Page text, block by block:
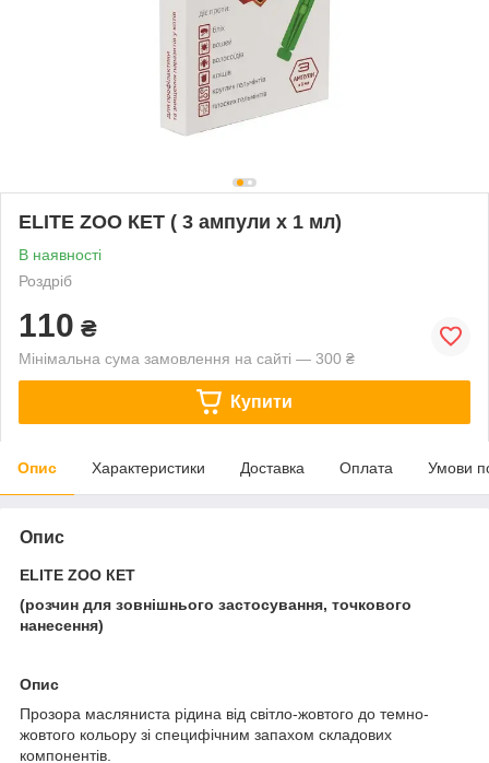
ELITE ZOO КЕТ ( 3 ампули х 1 мл)
В наявності
Роздріб
110 ₴
Мінімальна сума замовлення на сайті — 300 ₴
Купити
Опис Характеристики Доставка Оплата Умови
Опис
ELITE ZOO КЕТ
(розчин для зовнішнього застосування, точкового
нанесення)
Опис
Прозора масляниста рідина від світло-жовтого до темно-
жовтого кольору зі специфічним запахом складових
компонентів.